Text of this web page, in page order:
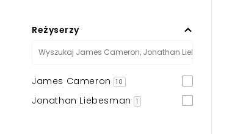
Reżyserzy
James Cameron 10
Jonathan Liebesman 1